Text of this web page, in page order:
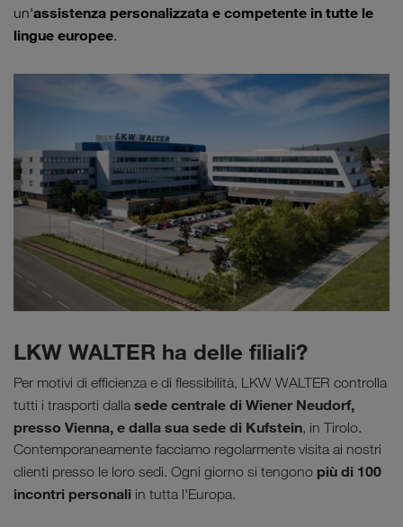
un'assistenza personalizzata e competente in tutte le
lingue europee.
LKW WALTER ha delle filiali?
Per motivi di efficienza e di flessibilità, LKW WALTER controlla
tutti i trasporti dalla sede centrale di Wiener Neudorf,
presso Vienna, e dalla sua sede di Kufstein, in Tirolo.
Contemporaneamente facciamo regolarmente visita ai nostri
clienti presso le loro sedi. Ogni giorno si tengono più di 100
incontri personali in tutta l'Europa.